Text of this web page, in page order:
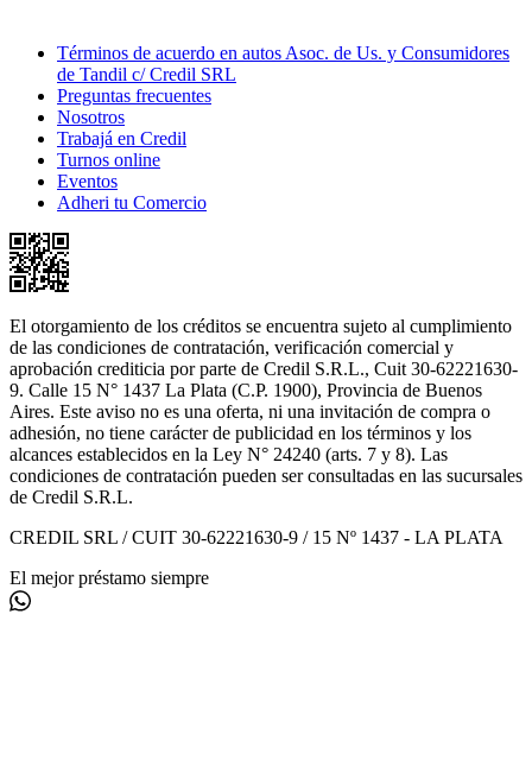
Términos de acuerdo en autos Asoc. de Us. y Consumidores
de Tandil c/ Credil SRL
Preguntas frecuentes
Nosotros
Trabajá en Credil
Turnos online
Eventos
Adheri tu Comercio
El otorgamiento de los créditos se encuentra sujeto al cumplimiento
de las condiciones de contratación, verificación comercial y
aprobación crediticia por parte de Credil S.R.L., Cuit 30-62221630-
9. Calle 15 N° 1437 La Plata (C.P. 1900), Provincia de Buenos
Aires. Este aviso no es una oferta, ni una invitación de compra o
adhesión, no tiene carácter de publicidad en los términos y los
alcances establecidos en la Ley N° 24240 (arts. 7 y 8). Las
condiciones de contratación pueden ser consultadas en las sucursales
de Credil S.R.L.
CREDIL SRL / CUIT 30-62221630-9 / 15 Nº 1437 - LA PLATA
El mejor préstamo siempre